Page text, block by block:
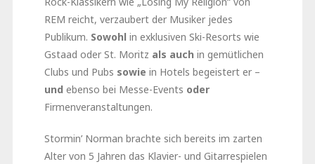
REM reicht, verzaubert der Musiker jedes
Publikum. Sowohl in exklusiven Ski-Resorts wie
Gstaad oder St. Moritz als auch in gemütlichen
Clubs und Pubs sowie in Hotels begeistert er –
und ebenso bei Messe-Events oder
Firmenveranstaltungen.
Stormin’ Norman brachte sich bereits im zarten
Alter von 5 Jahren das Klavier- und Gitarrespielen